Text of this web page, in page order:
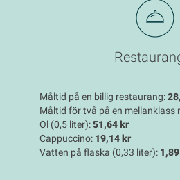
Måltid på en billig restaurang:
Måltid för två på en mellanklass
Öl (0,5 liter):51,64 kr
Cappuccino: 19,14 kr
Vatten på flaska (0,33 liter):